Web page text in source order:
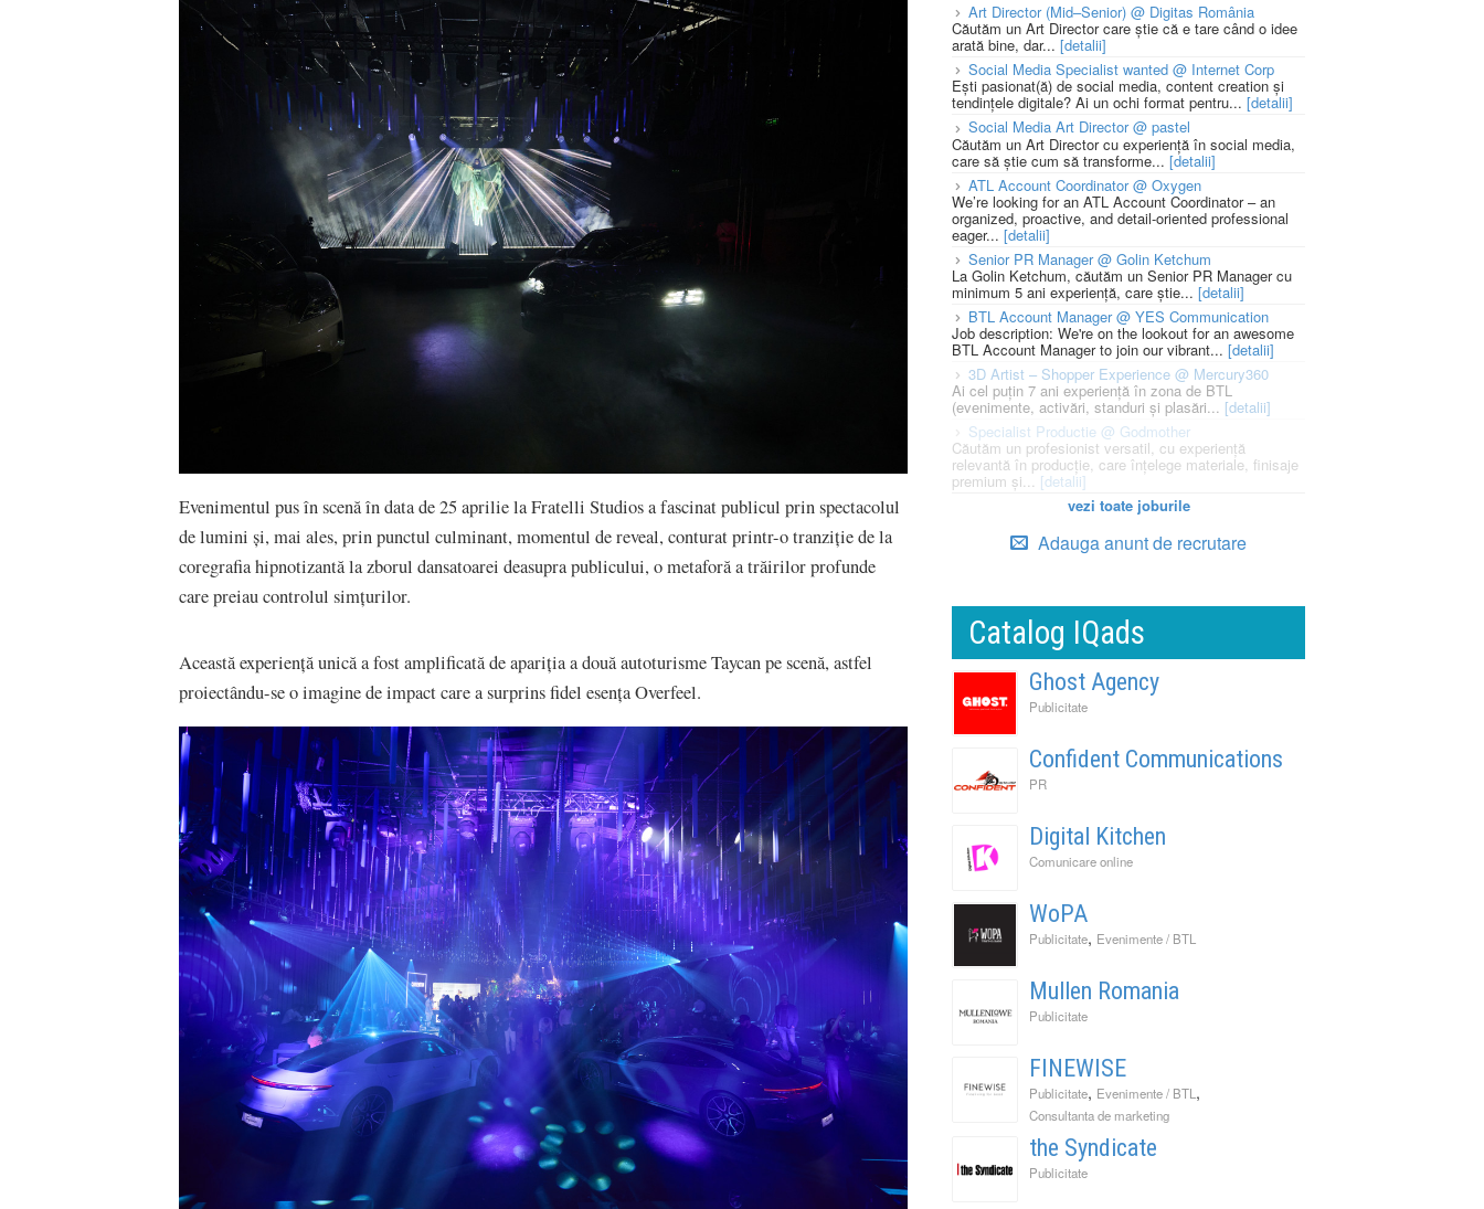
Evenimentul pus în scenă în data de 25 aprilie la Fratelli Studios a fascinat publicul prin spectacolul
de lumini și, mai ales, prin punctul culminant, momentul de reveal, conturat printr-o tranziție de la
coregrafia hipnotizantă la zborul dansatoarei deasupra publicului, o metaforă a trăirilor profunde
care preiau controlul simțurilor.
Această experiență unică a fost amplificată de apariția a două autoturisme Taycan pe scenă, astfel
proiectându-se o imagine de impact care a surprins fidel esența Overfeel.
Art Director (Mid–Senior) @ Digitas România
Căutăm un Art Director care știe că e tare când o idee
arată bine, dar... [detalii]
Social Media Specialist wanted @ Internet Corp
Ești pasionat(ă) de social media, content creation și
tendințele digitale? Ai un ochi format pentru... [detalii]
Social Media Art Director @ pastel
Căutăm un Art Director cu experiență în social media,
care să știe cum să transforme... [detalii]
ATL Account Coordinator @ Oxygen
We’re looking for an ATL Account Coordinator – an
organized, proactive, and detail-oriented professional
eager... [detalii]
Senior PR Manager @ Golin Ketchum
La Golin Ketchum, căutăm un Senior PR Manager cu
minimum 5 ani experiență, care știe... [detalii]
BTL Account Manager @ YES Communication
Job description: We're on the lookout for an awesome
BTL Account Manager to join our vibrant... [detalii]
3D Artist – Shopper Experience @ Mercury360
Ai cel puțin 7 ani experiență în zona de BTL
(evenimente, activări, standuri și plasări... [detalii]
Specialist Productie @ Godmother
Căutăm un profesionist versatil, cu experiență
relevantă în producție, care înțelege materiale, finisaje
premium și... [detalii]
vezi toate joburile
Adauga anunt de recrutare
Catalog IQads
Ghost Agency
Publicitate
Confident Communications
PR
Digital Kitchen
Comunicare online
WoPA
Publicitate, Evenimente / BTL
Mullen Romania
Publicitate
FINEWISE
Publicitate, Evenimente / BTL ,
Consultanta de marketing
the Syndicate
Publicitate